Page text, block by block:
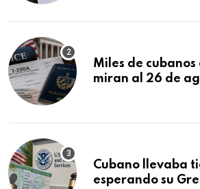
Miles de
miran al 26 de
Cubano llevaba
esperando su